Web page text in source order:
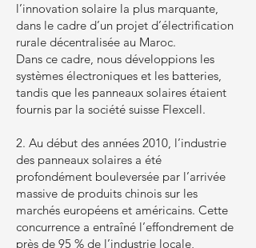
l’innovation solaire la plus marquante,
dans le cadre d’un projet d’électrification
rurale décentralisée au Maroc.
Dans ce cadre, nous développions les
systèmes électroniques et les batteries,
tandis que les panneaux solaires étaient
fournis par la société suisse Flexcell.
2. Au début des années 2010, l’industrie
des panneaux solaires a été
profondément bouleversée par l’arrivée
massive de produits chinois sur les
marchés européens et américains. Cette
concurrence a entraîné l’effondrement de
près de 95 % de l’industrie locale,